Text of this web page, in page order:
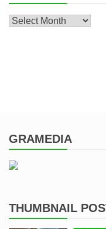
Archive
GRAMEDIA
THUMBNAIL